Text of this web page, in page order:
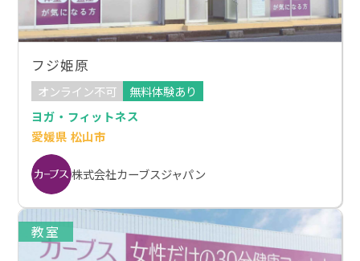
フジ姫原
オンライン不可
無料体験あり
ヨガ・フィットネス
愛媛県 松山市
株式会社カーブスジャパン
教室